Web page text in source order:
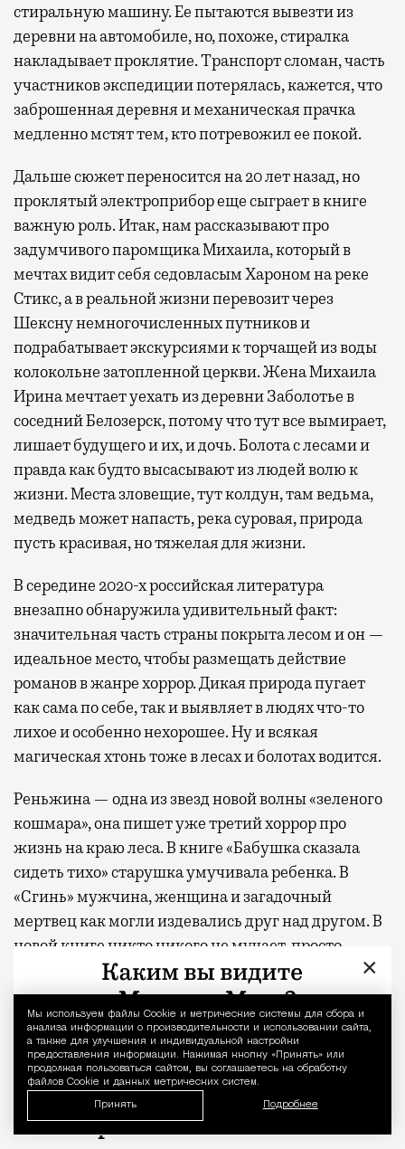
Уведомление
Мы используем файлы Сookie и метрические системы для сбора и
анализа информации о производительности и использовании сайта,
а также для улучшения и индивидуальной настройки
предоставления информации. Нажимая кнопку «Принять» или
продолжая пользоваться сайтом, вы соглашаетесь на обработку
файлов Cookie и данных метрических систем.
Принять Подробнее
стиральную машину. Ее пытаются вывезти из
деревни на автомобиле, но, похоже, стиралка
накладывает проклятие. Транспорт сломан, часть
участников экспедиции потерялась, кажется, что
заброшенная деревня и механическая прачка
медленно мстят тем, кто потревожил ее покой.
Дальше сюжет переносится на 20 лет назад, но
проклятый электроприбор еще сыграет в книге
важную роль. Итак, нам рассказывают про
задумчивого паромщика Михаила, который в
мечтах видит себя седовласым Хароном на реке
Стикс, а в реальной жизни перевозит через
Шексну немногочисленных путников и
подрабатывает экскурсиями к торчащей из воды
колокольне затопленной церкви. Жена Михаила
Ирина мечтает уехать из деревни Заболотье в
соседний Белозерск, потому что тут все вымирает,
лишает будущего и их, и дочь. Болота с лесами и
правда как будто высасывают из людей волю к
жизни. Места зловещие, тут колдун, там ведьма,
медведь может напасть, река суровая, природа
пусть красивая, но тяжелая для жизни.
В середине 2020-х российская литература
внезапно обнаружила удивительный факт:
значительная часть страны покрыта лесом и он —
идеальное место, чтобы размещать действие
романов в жанре хоррор. Дикая природа пугает
как сама по себе, так и выявляет в людях что-то
лихое и особенно нехорошее. Ну и всякая
магическая хтонь тоже в лесах и болотах водится.
Реньжина — одна из звезд новой волны «зеленого
кошмара», она пишет уже третий хоррор про
жизнь на краю леса. В книге «Бабушка сказала
сидеть тихо» старушка умучивала ребенка. В
«Сгинь» мужчина, женщина и загадочный
мертвец как могли издевались друг над другом. В
новой книге никто никого не мучает, просто
показана жизнь в лесу, но текст получился,
пожалуй, пострашнее предыдущих, и не только
из-за сюжетной арки проклятой стиральной
машины.
Эдвард Бернс, «Пацан с улицы
Мальборо»
×